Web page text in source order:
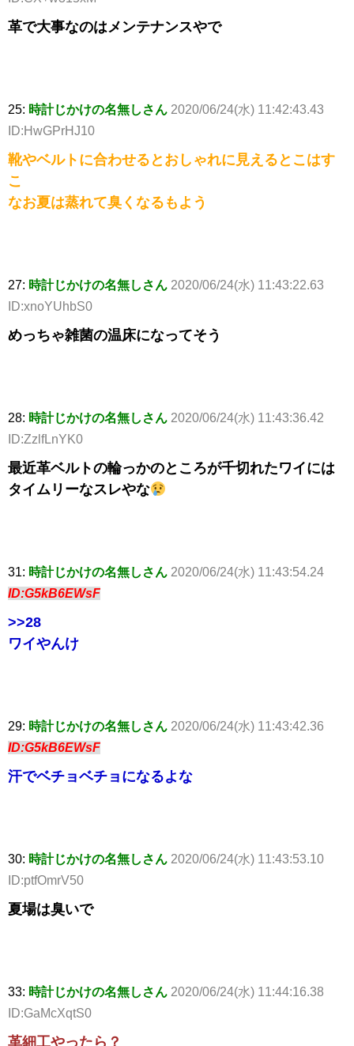
革で大事なのはメンテナンスやで
25: 時計じかけの名無しさん 2020/06/24(水) 11:42:43.43
ID:HwGPrHJ10
靴やベルトに合わせるとおしゃれに見えるとこはす
こ
なお夏は蒸れて臭くなるもよう
27: 時計じかけの名無しさん 2020/06/24(水) 11:43:22.63
ID:xnoYUhbS0
めっちゃ雑菌の温床になってそう
28: 時計じかけの名無しさん 2020/06/24(水) 11:43:36.42
ID:ZzlfLnYK0
最近革ベルトの輪っかのところが千切れたワイには
タイムリーなスレやな
31: 時計じかけの名無しさん 2020/06/24(水) 11:43:54.24
ID:G5kB6EWsF
>>28
ワイやんけ
29: 時計じかけの名無しさん 2020/06/24(水) 11:43:42.36
ID:G5kB6EWsF
汗でベチョベチョになるよな
30: 時計じかけの名無しさん 2020/06/24(水) 11:43:53.10
ID:ptfOmrV50
夏場は臭いで
33: 時計じかけの名無しさん 2020/06/24(水) 11:44:16.38
ID:GaMcXqtS0
革細工やったら？